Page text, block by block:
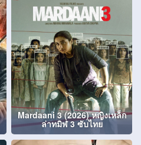
Mardaani 3 (2026) หญิงเหล็ก
ล่าทมิฬ 3 ซับไทย